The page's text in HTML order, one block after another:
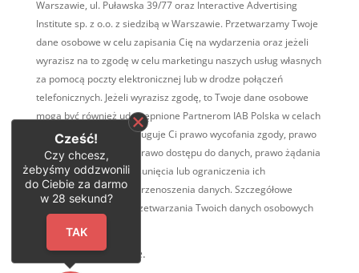
Warszawie, ul. Puławska 39/77 oraz Interactive Advertising
Institute sp. z o.o. z siedzibą w Warszawie. Przetwarzamy Twoje
dane osobowe w celu zapisania Cię na wydarzenia oraz jeżeli
wyrazisz na to zgodę w celu marketingu naszych usług własnych
za pomocą poczty elektronicznej lub w drodze połączeń
telefonicznych. Jeżeli wyrazisz zgodę, to Twoje dane osobowe
mogą być również udostępnione Partnerom IAB Polska w celach
marketingowych. Przysługuje Ci prawo wycofania zgody, prawo
wniesienia sprzeciwu, prawo dostępu do danych, prawo żądania
ich sprostowania, ich usunięcia lub ograniczenia ich
przetwarzania, prawo przenoszenia danych. Szczegółowe
informacje na temat przetwarzania Twoich danych osobowych
* Pola obowiązkowe.
Cześć!
Czy chcesz,
żebyśmy oddzwonili
do Ciebie za darmo
w 28 sekund?
TAK